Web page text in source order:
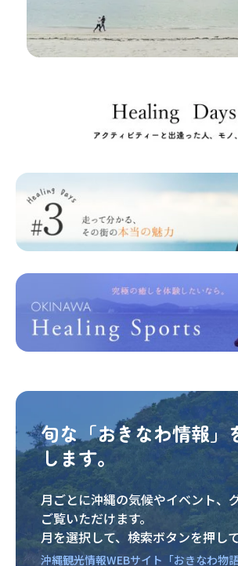
旬な「おきなわ情報」
します。
月ごとに沖縄の気候やイベント、
ご覧いただけます。
月を選択して、検索ボタンを押し
沖縄観光情報WEBサイト「おきなわ物